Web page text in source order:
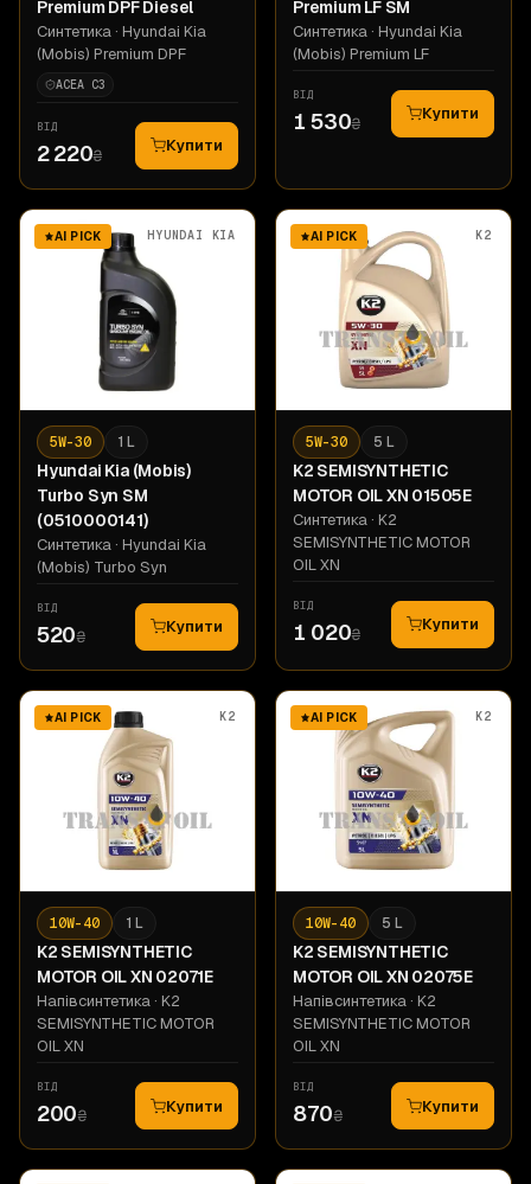
Premium DPF Diesel
Синтетика · Hyundai Kia
(Mobis) Premium DPF
ACEA C3
ВІД
2 220₴ Купити
Premium LF SM
Синтетика · Hyundai Kia
(Mobis) Premium LF
ВІД
1 530₴ Купити
AI PICK HYUNDAI KIA
5W-30 1 L
Hyundai Kia (Mobis)
Turbo Syn SM
(0510000141)
Синтетика · Hyundai Kia
(Mobis) Turbo Syn
ВІД
520₴ Купити
AI PICK K2
5W-30 5 L
K2 SEMISYNTHETIC
MOTOR OIL XN 01505E
Синтетика · K2
SEMISYNTHETIC MOTOR
OIL XN
ВІД
1 020₴ Купити
AI PICK K2
10W-40 1 L
K2 SEMISYNTHETIC
MOTOR OIL XN 02071E
Напівсинтетика · K2
SEMISYNTHETIC MOTOR
OIL XN
ВІД
200₴ Купити
AI PICK K2
10W-40 5 L
K2 SEMISYNTHETIC
MOTOR OIL XN 02075E
Напівсинтетика · K2
SEMISYNTHETIC MOTOR
OIL XN
ВІД
870₴ Купити